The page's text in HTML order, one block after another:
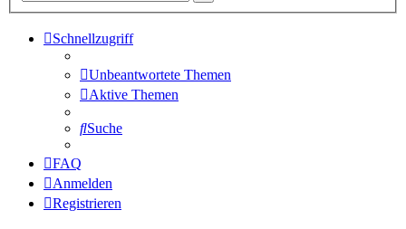
Schnellzugriff
Unbeantwortete Themen
Aktive Themen
Suche
FAQ
Anmelden
Registrieren